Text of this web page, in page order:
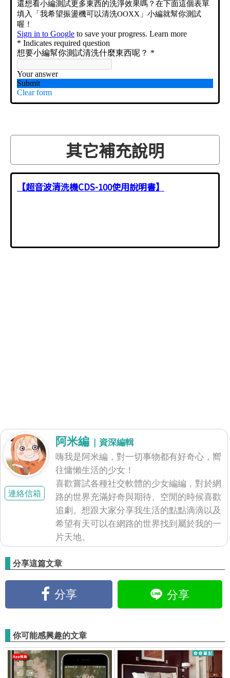
其它補充說明
【超音波清洗機CDS-100使用說明書】
連絡信箱
阿米編 | 資深編輯
嗨我是阿米編，對一切事物都有好奇心，嚮
往慵懶生活的少女！
喜歡嘗試各種社交軟體的少女編編，對於網
路的世界充滿好奇與期待、空閒的時候喜歡
追劇。想跟大家分享我生活的點點滴滴以及
希望有天可以在網路的世界找到屬於我的一
片天地。
分享這篇文章
分享 分享
你可能感興趣的文章